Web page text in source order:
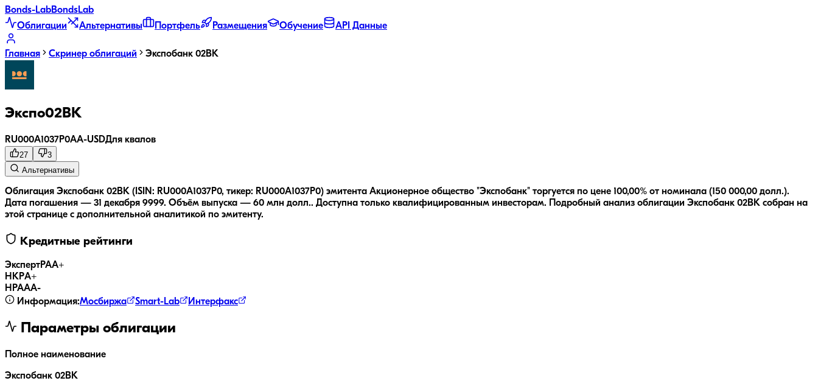
Bonds-LabBondsLab
Облигации
Альтернативы Портфель Размещения Обучение API Данные
Главная Скринер облигаций Экспобанк 02ВК
Экспо02ВК
RU000A1037P0AA-USDДля квалов
27
3
Альтернативы
Облигация Экспобанк 02ВК (ISIN: RU000A1037P0, тикер: RU000A1037P0) эмитента Акционерное общество "Экспобанк" торгуется по цене 100,00% от номинала (150 000,00 долл.).
Дата погашения — 31 декабря 9999. Объём выпуска — 60 млн долл.. Доступна только квалифицированным инвесторам. Подробный анализ облигации Экспобанк 02ВК собран на
этой странице с дополнительной аналитикой по эмитенту.
Кредитные рейтинги
ЭкспертРАA+
НКРA+
НРАAA-
Информация:Мосбиржа Smart-Lab Интерфакс
Параметры облигации
Полное наименование
Экспобанк 02ВК